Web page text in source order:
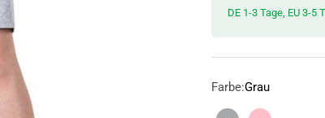
DE 1-3 Tage, EU 3-5
Farbe:Grau